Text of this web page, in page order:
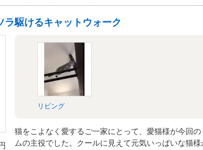
ラ駆けるキャットウォーク
リビング
猫をこよなく愛するご一家にとって、愛猫様が今回の
ムの主役でした。クールに見えて元気いっぱいな猫様